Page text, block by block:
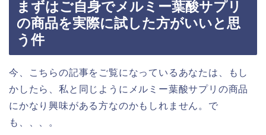
まずはご自身でメルミー葉酸サプリ
の商品を実際に試した方がいいと思
う件
今、こちらの記事をご覧になっているあなたは、もし
かしたら、私と同じようにメルミー葉酸サプリの商品
にかなり興味がある方なのかもしれません。で
も、、、。